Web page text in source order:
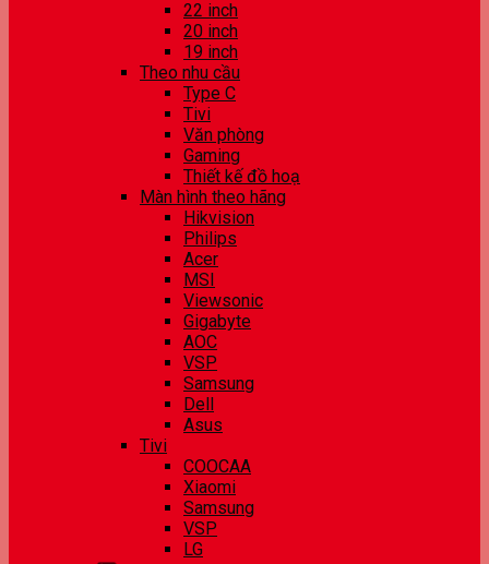
22 inch
20 inch
19 inch
Theo nhu cầu
Type C
Tivi
Văn phòng
Gaming
Thiết kế đồ hoạ
Màn hình theo hãng
Hikvision
Philips
Acer
MSI
Viewsonic
Gigabyte
AOC
VSP
Samsung
Dell
Asus
Tivi
COOCAA
Xiaomi
Samsung
VSP
LG